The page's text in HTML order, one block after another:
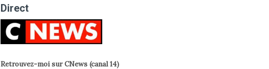
Direct
Retrouvez-moi sur CNews (canal 14)